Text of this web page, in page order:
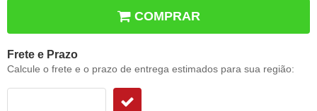
COMPRAR
Frete e Prazo
Calcule o frete e o prazo de entrega estimados para sua região: